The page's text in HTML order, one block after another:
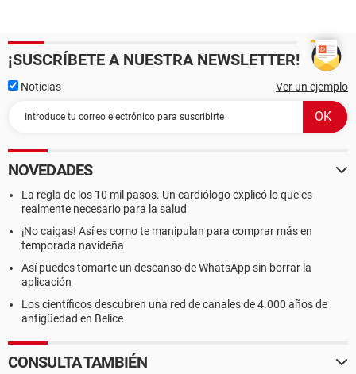
¡SUSCRÍBETE A NUESTRA NEWSLETTER!
Noticias Ver un ejemplo
NOVEDADES
La regla de los 10 mil pasos. Un cardiólogo explicó lo que es
realmente necesario para la salud
¡No caigas! Así es como te manipulan para comprar más en
temporada navideña
Así puedes tomarte un descanso de WhatsApp sin borrar la
aplicación
Los científicos descubren una red de canales de 4.000 años de
antigüedad en Belice
CONSULTA TAMBIÉN